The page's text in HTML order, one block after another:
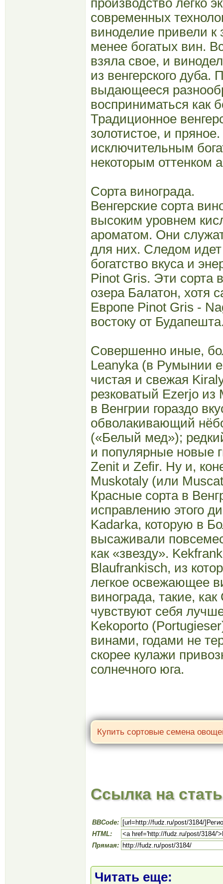
производство легко
современных
виноделие привели
менее богатых вин.
взяла свое, и
из венгерского
выдающееся
восприниматься как
Традиционное
золотистое, и
исключительным
некоторым оттенком
Сорта винограда.
Венгерские сорта
высоким уровнем
ароматом. Они
для них. Следом
богатство вкуса и
Pinot Gris. Эти сорта
озера Балатон, хотя
Европе Pinot Gris -
востоку от
Совершенно иные,
Leanyka (в Румынии
чистая и свежая
резковатый Ezerjo
в Венгрии гораздо
обволакивающий
(«Белый мед»);
и популярные новые
Zenit и Zefir. Ну и,
Muskotaly (или
Красные сорта в
исправлению этого
Kadarka, которую в
высаживали
как «звезду».
Blaufrankisch, из
легкое освежающее
винограда, такие,
чувствуют себя
Kekoporto
винами, годами не
скорее кулажи
солнечного юга.
Ссылка на
BBCode:
HTML:
Прямая:
Читать еще: